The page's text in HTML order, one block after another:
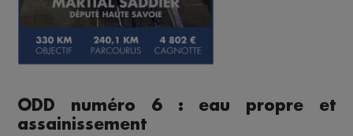
ODD numéro 6 : eau propre et
assainissement